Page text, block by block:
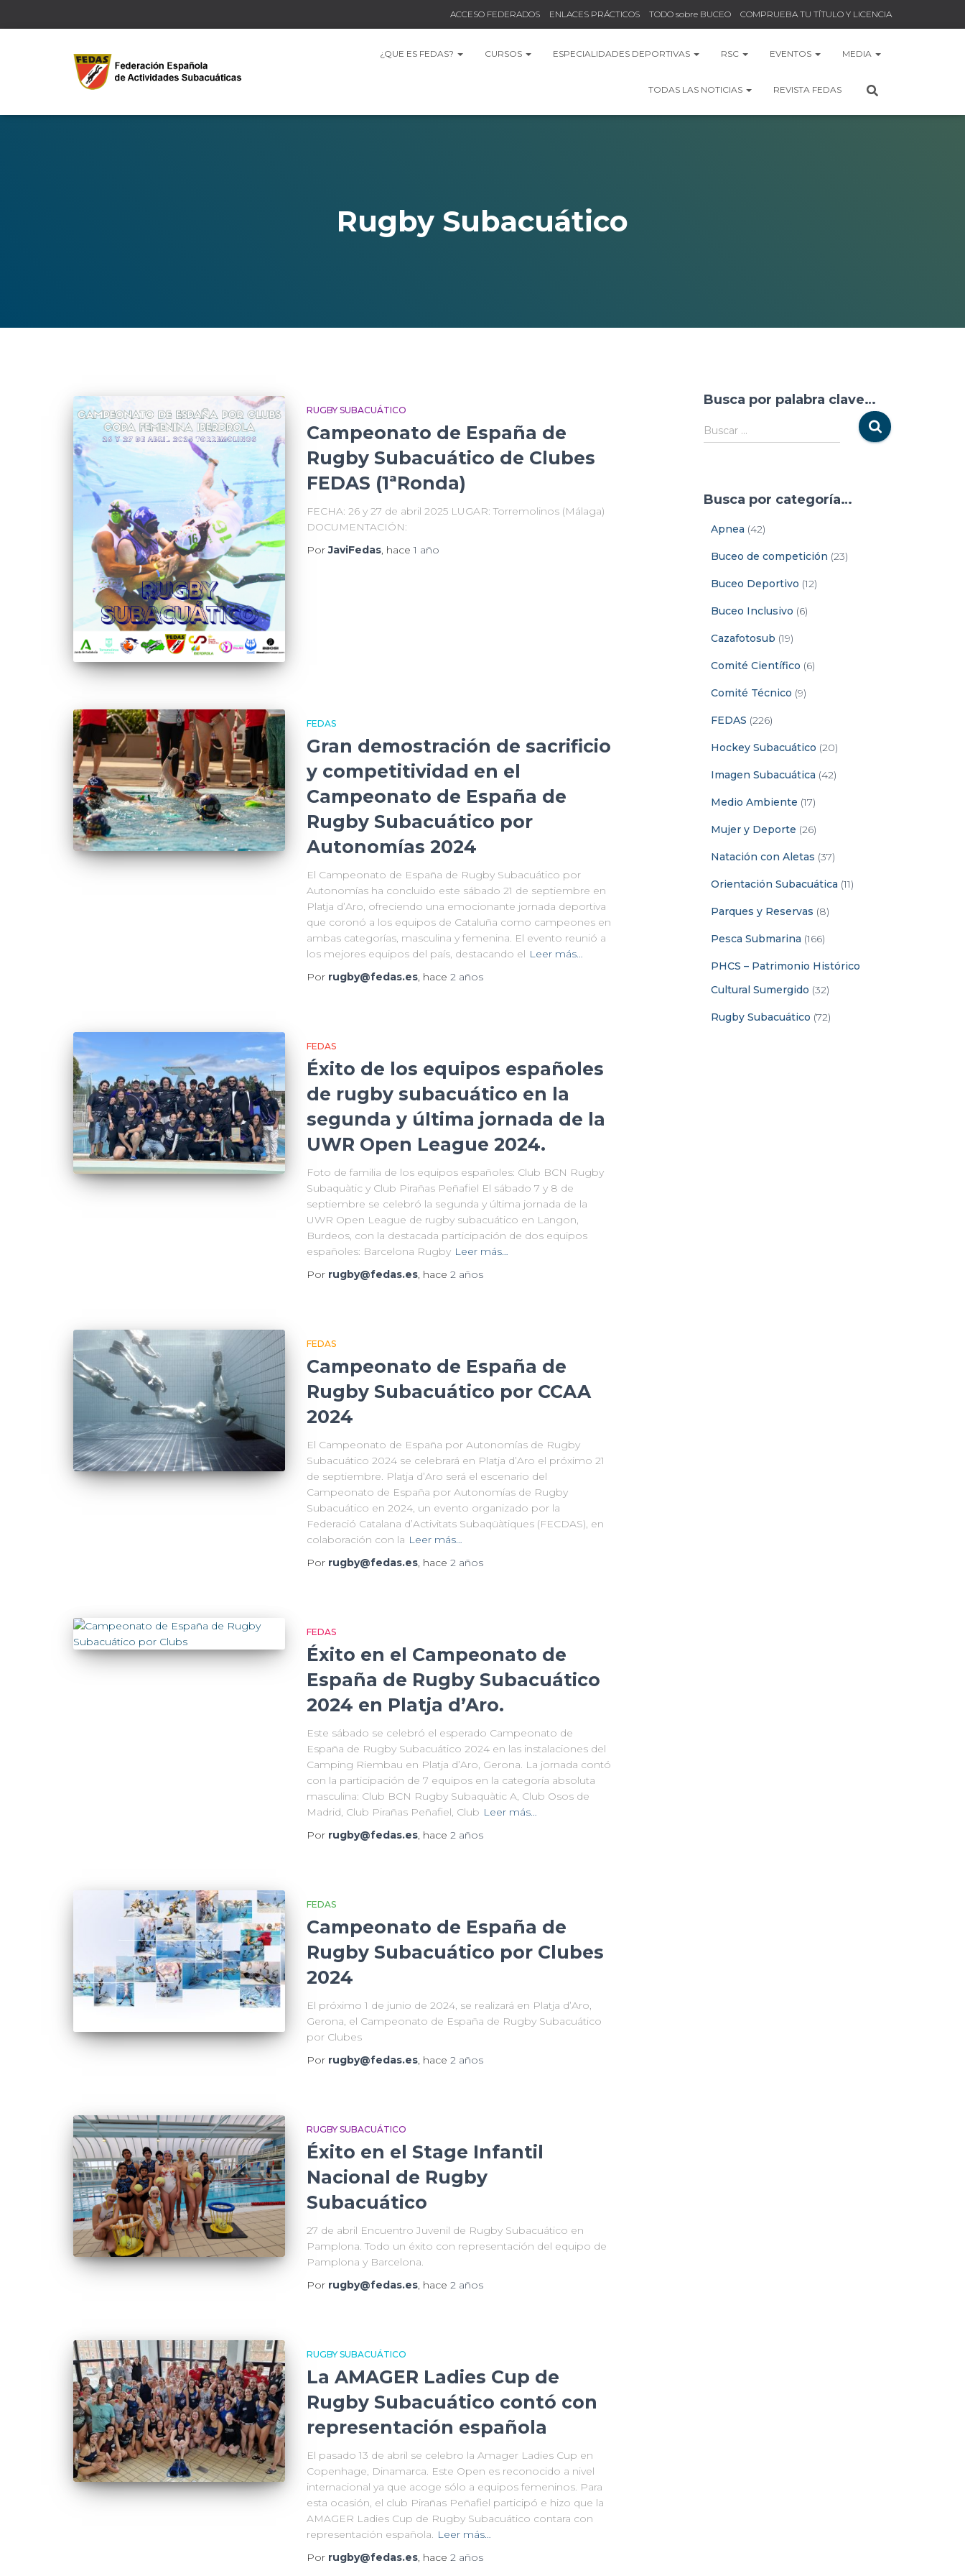
ACCESO FEDERADOS ENLACES PRÁCTICOS TODO sobre BUCEO COMPRUEBA TU TÍTULO Y LICENCIA
¿QUE ES FEDAS? CURSOS ESPECIALIDADES DEPORTIVAS RSC EVENTOS MEDIA
TODAS LAS NOTICIAS REVISTA FEDAS
Rugby Subacuático
RUGBY SUBACUÁTICO
Campeonato de España de
Rugby Subacuático de Clubes
FEDAS (1ªRonda)
FECHA: 26 y 27 de abril 2025 LUGAR: Torremolinos (Málaga)
DOCUMENTACIÓN:
PorJaviFedas, hace1 año
FEDAS
Gran demostración de sacrificio
y competitividad en el
Campeonato de España de
Rugby Subacuático por
Autonomías 2024
El Campeonato de España de Rugby Subacuático por
Autonomías ha concluido este sábado 21 de septiembre en
Platja d’Aro, ofreciendo una emocionante jornada deportiva
que coronó a los equipos de Cataluña como campeones en
ambas categorías, masculina y femenina. El evento reunió a
los mejores equipos del país, destacando el Leer más…
Por rugby@fedas.es, hace 2 años
FEDAS
Éxito de los equipos españoles
de rugby subacuático en la
segunda y última jornada de la
UWR Open League 2024.
Foto de familia de los equipos españoles: Club BCN Rugby
Subaquàtic y Club Pirañas Peñafiel El sábado 7 y 8 de
septiembre se celebró la segunda y última jornada de la
UWR Open League de rugby subacuático en Langon,
Burdeos, con la destacada participación de dos equipos
españoles: Barcelona Rugby Leer más…
Por rugby@fedas.es, hace 2 años
FEDAS
Campeonato de España de
Rugby Subacuático por CCAA
2024
El Campeonato de España por Autonomías de Rugby
Subacuático 2024 se celebrará en Platja d’Aro el próximo 21
de septiembre. Platja d’Aro será el escenario del
Campeonato de España por Autonomías de Rugby
Subacuático en 2024, un evento organizado por la
Federació Catalana d’Activitats Subaqüàtiques (FECDAS), en
colaboración con la Leer más…
Por rugby@fedas.es, hace 2 años
FEDAS
Éxito en el Campeonato de
España de Rugby Subacuático
2024 en Platja d’Aro.
Este sábado se celebró el esperado Campeonato de
España de Rugby Subacuático 2024 en las instalaciones del
Camping Riembau en Platja d’Aro, Gerona. La jornada contó
con la participación de 7 equipos en la categoría absoluta
masculina: Club BCN Rugby Subaquàtic A, Club Osos de
Madrid, Club Pirañas Peñafiel, Club Leer más…
Por rugby@fedas.es, hace 2 años
FEDAS
Campeonato de España de
Rugby Subacuático por Clubes
2024
El próximo 1 de junio de 2024, se realizará en Platja d’Aro,
Gerona, el Campeonato de España de Rugby Subacuático
por Clubes
Por rugby@fedas.es, hace 2 años
RUGBY SUBACUÁTICO
Éxito en el Stage Infantil
Nacional de Rugby
Subacuático
27 de abril Encuentro Juvenil de Rugby Subacuático en
Pamplona. Todo un éxito con representación del equipo de
Pamplona y Barcelona.
Por rugby@fedas.es, hace 2 años
RUGBY SUBACUÁTICO
La AMAGER Ladies Cup de
Rugby Subacuático contó con
representación española
El pasado 13 de abril se celebro la Amager Ladies Cup en
Copenhage, Dinamarca. Este Open es reconocido a nivel
internacional ya que acoge sólo a equipos femeninos. Para
esta ocasión, el club Pirañas Peñafiel participó e hizo que la
AMAGER Ladies Cup de Rugby Subacuático contara con
representación española. Leer más…
Por rugby@fedas.es, hace 2 años
Busca por palabra clave…
Buscar …
Busca por categoría…
Apnea (42)
Buceo de competición (23)
Buceo Deportivo (12)
Buceo Inclusivo (6)
Cazafotosub (19)
Comité Científico (6)
Comité Técnico (9)
FEDAS (226)
Hockey Subacuático (20)
Imagen Subacuática (42)
Medio Ambiente (17)
Mujer y Deporte (26)
Natación con Aletas (37)
Orientación Subacuática (11)
Parques y Reservas (8)
Pesca Submarina (166)
PHCS – Patrimonio Histórico
Cultural Sumergido (32)
Rugby Subacuático (72)